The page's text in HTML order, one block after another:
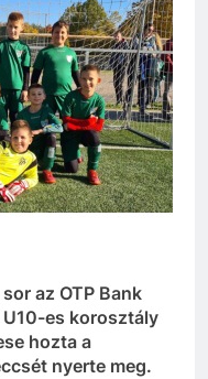
az OTP Bank
es korosztály
hozta a
nyerte meg.